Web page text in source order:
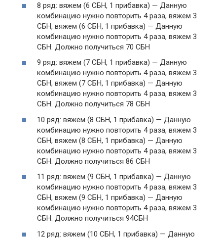
8 ряд: вяжем (6 СБН, 1 прибавка) — Данную
комбинацию нужно повторить 4 раза, вяжем 3
СБН, вяжем (6 СБН, 1 прибавка) — Данную
комбинацию нужно повторить 4 раза, вяжем 3
СБН. Должно получиться 70 СБН
9 ряд: вяжем (7 СБН, 1 прибавка) — Данную
комбинацию нужно повторить 4 раза, вяжем 3
СБН, вяжем (7 СБН, 1 прибавка) — Данную
комбинацию нужно повторить 4 раза, вяжем 3
СБН. Должно получиться 78 СБН
10 ряд: вяжем (8 СБН, 1 прибавка) — Данную
комбинацию нужно повторить 4 раза, вяжем 3
СБН, вяжем (8 СБН, 1 прибавка) — Данную
комбинацию нужно повторить 4 раза, вяжем 3
СБН. Должно получиться 86 СБН
11 ряд: вяжем (9 СБН, 1 прибавка) — Данную
комбинацию нужно повторить 4 раза, вяжем 3
СБН, вяжем (9 СБН, 1 прибавка) — Данную
комбинацию нужно повторить 4 раза, вяжем 3
СБН. Должно получиться 94СБН
12 ряд: вяжем (10 СБН, 1 прибавка) — Данную